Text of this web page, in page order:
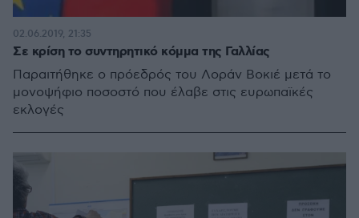
Σε κρίση το συντηρητικό κόμμα της Γαλλίας
Παραιτήθηκε ο πρόεδρός του Λοράν Βοκιέ μετά το
μονοψήφιο ποσοστό που έλαβε στις ευρωπαϊκές
εκλογές
02.06.2019, 21:35